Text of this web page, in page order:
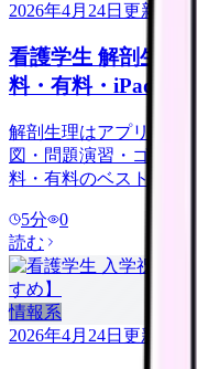
2026年4月24日 更新
看護学生 解剖生理
料・有料・iPad対応
解剖生理はアプリで学
図・問題演習・ゴロ合
料・有料のベストバイ
5分
0
読む
情報系
2026年4月24日 更新